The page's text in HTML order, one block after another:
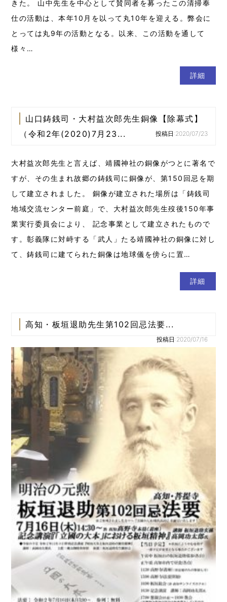
きた。 山中先生を中心として賛同者を募ったこの清掃奉
仕の活動は、本年10月を以って丸10年を迎える。弊会に
とっては丸9年の活動となる。以来、この活動を通して
様々…
詳細
山口鋳銭司・大村益次郎先生銅像【除幕式】
（令和2年(2020)7月23...
投稿日:2020/07/23
大村益次郎先生と言えば、靖國神社の銅像がつとに著名で
すが、その生まれ故郷の鋳銭司に銅像が、第150回忌を期
して建立されました。 銅像が建立された場所は「鋳銭司
地域交流センター前庭」で、大村益次郎先生歿後150年事
業実行委員会により、 記念事業として建立されたもので
す。彰義隊に対峙する「武人」たる靖國神社の銅像に対し
て、鋳銭司に建てられた銅像は地球儀を傍らに置…
詳細
高知・板垣退助先生第102回忌法要...
投稿日:2020/07/16